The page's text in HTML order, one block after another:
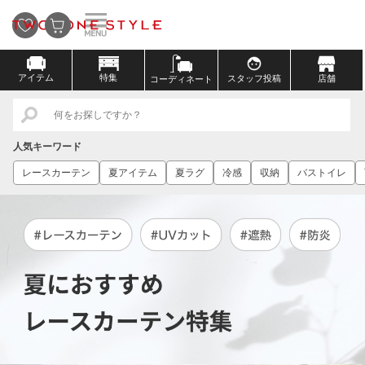
アイテム 特集 コーディネート スタッフ投稿 店舗
人気キーワード
レースカーテン 夏アイテム 夏ラグ 冷感 収納 バストイレ